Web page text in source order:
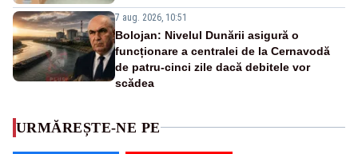
7 aug. 2026, 10:51
Bolojan: Nivelul Dunării asigură o
funcționare a centralei de la Cernavodă
de patru-cinci zile dacă debitele vor
scădea
URMĂREȘTE-NE PE